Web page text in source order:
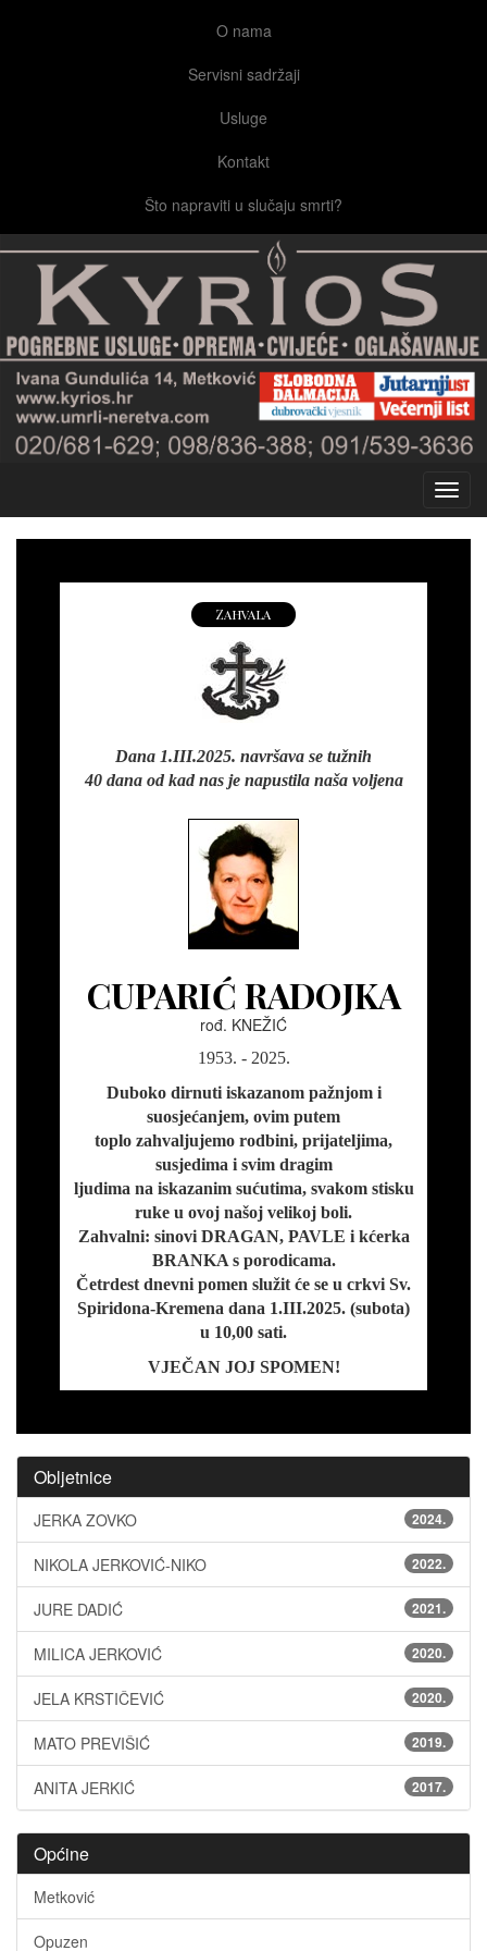
O nama
Servisni sadržaji
Usluge
Kontakt
Što napraviti u slučaju smrti?
Zahvala
Dana 1.III.2025. navršava se tužnih
40 dana od kad nas je napustila naša voljena
CUPARIĆ RADOJKA
rođ. KNEŽIĆ
1953. - 2025.
Duboko dirnuti iskazanom pažnjom i
suosjećanjem, ovim putem
toplo zahvaljujemo rodbini, prijateljima,
susjedima i svim dragim
ljudima na iskazanim sućutima, svakom stisku
ruke u ovoj našoj velikoj boli.
Zahvalni: sinovi DRAGAN, PAVLE i kćerka
BRANKA s porodicama.
Četrdest dnevni pomen služit će se u crkvi Sv.
Spiridona-Kremena dana 1.III.2025. (subota)
u 10,00 sati.
VJEČAN JOJ SPOMEN!
Obljetnice
JERKA ZOVKO 2024.
NIKOLA JERKOVIĆ-NIKO 2022.
JURE DADIĆ 2021.
MILICA JERKOVIĆ 2020.
JELA KRSTIČEVIĆ 2020.
MATO PREVIŠIĆ 2019.
ANITA JERKIĆ 2017.
Općine
Metković
Opuzen